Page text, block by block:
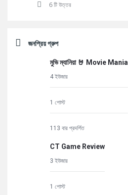
6 টি উত্তর
জনপ্রিয় গ্রুপ
মুভি ম্যানিয়া 🤘 Movie Mania
4 ইউজার
1 পোস্ট
113 বার প্রদর্শিত
CT Game Review
3 ইউজার
1 পোস্ট